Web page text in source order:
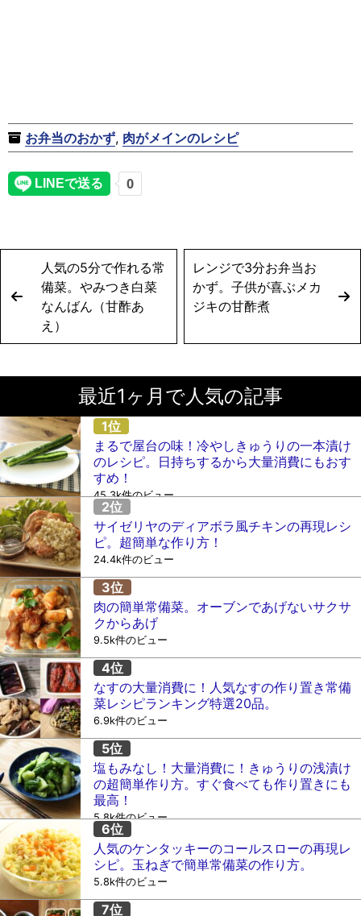
お弁当のおかず, 肉がメインのレシピ
人気の5分で作れる常
備菜。やみつき白菜
なんばん（甘酢あ
え）
レンジで3分お弁当お
かず。子供が喜ぶメカ
ジキの甘酢煮
最近1ヶ月で人気の記事
まるで屋台の味！冷やしきゅうりの一本漬け
のレシピ。日持ちするから大量消費にもおす
すめ！
45.3k件のビュー
サイゼリヤのディアボラ風チキンの再現レシ
ピ。超簡単な作り方！
24.4k件のビュー
肉の簡単常備菜。オーブンであげないサクサ
クからあげ
9.5k件のビュー
なすの大量消費に！人気なすの作り置き常備
菜レシピランキング特選20品。
6.9k件のビュー
塩もみなし！大量消費に！きゅうりの浅漬け
の超簡単作り方。すぐ食べても作り置きにも
最高！
5.8k件のビュー
人気のケンタッキーのコールスローの再現レ
シピ。玉ねぎで簡単常備菜の作り方。
5.8k件のビュー